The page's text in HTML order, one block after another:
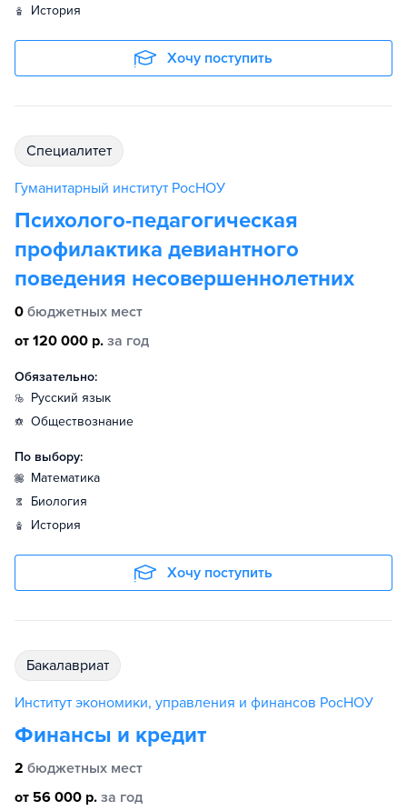
история
Хочу поступить
специалитет
Гуманитарный институт РосНОУ
Психолого-педагогическая
профилактика девиантного
поведения несовершеннолетних
0 бюджетных мест
от 120 000 р. за год
Обязательно:
русский язык
обществознание
По выбору:
математика
биология
история
Хочу поступить
бакалавриат
Институт экономики, управления и финансов РосНОУ
Финансы и кредит
2 бюджетных мест
от 56 000 р. за год